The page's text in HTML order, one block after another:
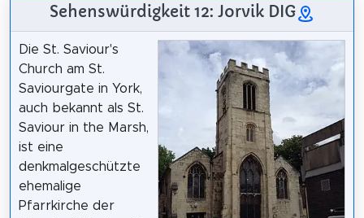
Sehenswürdigkeit 12: Jorvik DIG
Die St. Saviour's
Church am St.
Saviourgate in York,
auch bekannt als St.
Saviour in the Marsh,
ist eine
denkmalgeschützte
ehemalige
Pfarrkirche der